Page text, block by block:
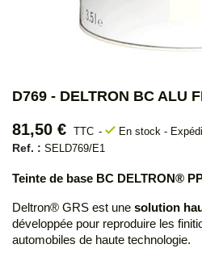
D769 - DELTRON BC ALU
81,50 € TTC check En stock -
Ref. : SELD769/E1
Teinte de base BC DELTRON®
Deltron® GRS est une solution
développée pour reproduire les
automobiles de haute technologie.